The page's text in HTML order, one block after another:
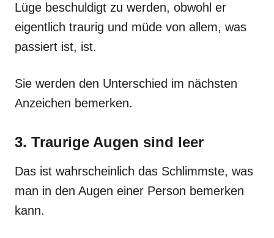
Lüge beschuldigt zu werden, obwohl er
eigentlich traurig und müde von allem, was
passiert ist, ist.
Sie werden den Unterschied im nächsten
Anzeichen bemerken.
3. Traurige Augen sind leer
Das ist wahrscheinlich das Schlimmste, was
man in den Augen einer Person bemerken
kann.